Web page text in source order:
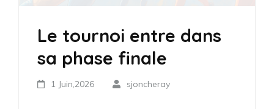
Le tournoi entre dans
sa phase finale
1 Juin,2026 sjoncheray